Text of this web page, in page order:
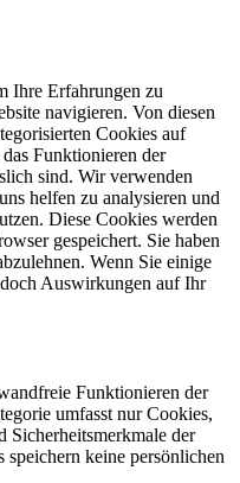
Ihre Erfahrungen zu
navigieren. Von diesen
Cookies auf
Funktionieren der
sind. Wir verwenden
helfen zu analysieren und
Diese Cookies werden
gespeichert. Sie haben
Wenn Sie einige
Auswirkungen auf Ihr
Funktionieren der
umfasst nur Cookies,
Sicherheitsmerkmale der
keine persönlichen